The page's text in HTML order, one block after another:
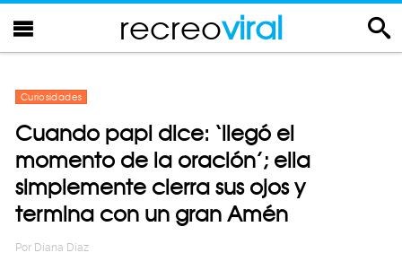
recreoviral
Curiosidades
Cuando papi dice: ‘llegó el
momento de la oración’; ella
simplemente cierra sus ojos y
termina con un gran Amén
Por Diana Diaz